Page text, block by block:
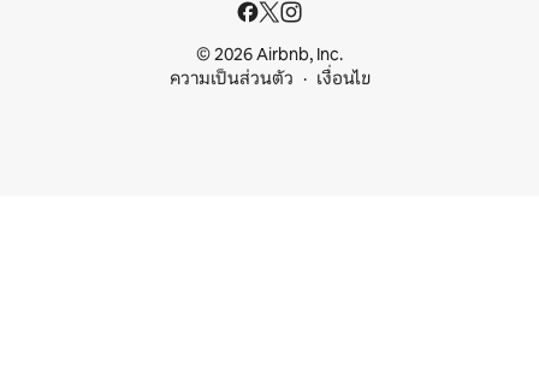
© 2026 Airbnb, Inc.
ความเป็นส่วนตัว
เงื่อนไข